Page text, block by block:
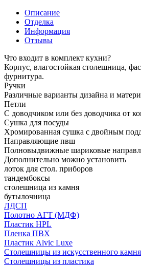
Описание
Отделка
Информация
Отзывы
Что входит в комплект кухни?
Корпус, влагостойкая столешница,
фурнитура.
Ручки
Различные варианты дизайна и
Петли
С доводчиком или без доводчика от
Сушка для посуды
Хромированная сушка с двойным
Направляющие пвш
Полновыдвижные шариковые
Дополнительно можно установить
лоток для стол. приборов
тандембоксы
столешница из камня
бутылочница
ЛДСП
Полотно АГТ (МДФ)
Пластик HPL
Пленка ПВХ
Пластик Alvic Luxe
Столешницы из искусственного камня
Столешницы из пластика